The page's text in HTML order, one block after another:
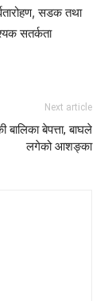
सडक तथा
सतर्कता
Next article
बालिका बेपत्ता, बाघले
लगेको आशङ्का